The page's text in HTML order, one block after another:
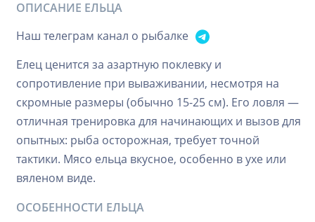
ОПИСАНИЕ ЕЛЬЦА
Наш телеграм канал о рыбалке
Елец ценится за азартную поклевку и
сопротивление при вываживании, несмотря на
скромные размеры (обычно 15-25 см). Его ловля —
отличная тренировка для начинающих и вызов для
опытных: рыба осторожная, требует точной
тактики. Мясо ельца вкусное, особенно в ухе или
вяленом виде.
ОСОБЕННОСТИ ЕЛЬЦА